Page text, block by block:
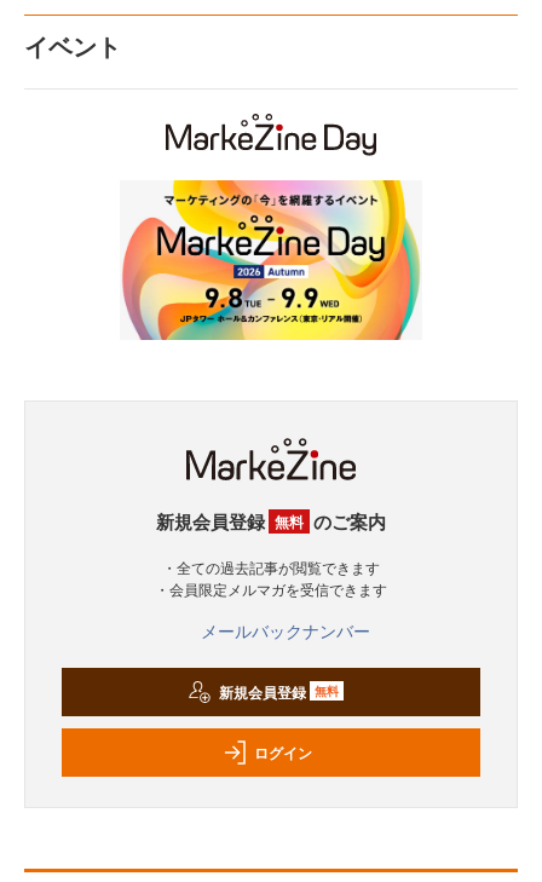
イベント
新規会員登録 無料 のご案内
・全ての過去記事が閲覧できます
・会員限定メルマガを受信できます
メールバックナンバー
新規会員登録 無料
ログイン